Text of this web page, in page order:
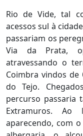
Rio de Vide, tal
acessos sul à
passariam os
Via da Prata,
atravessando o
Coimbra vindos de
do Tejo.
percurso passaria
Extramuros. Ao
aparecendo, com